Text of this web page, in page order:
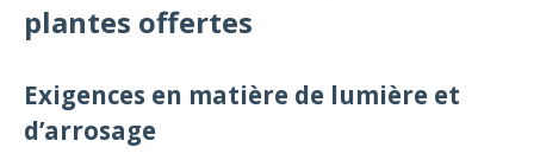
plantes offertes
Exigences en matière de lumière et
d’arrosage